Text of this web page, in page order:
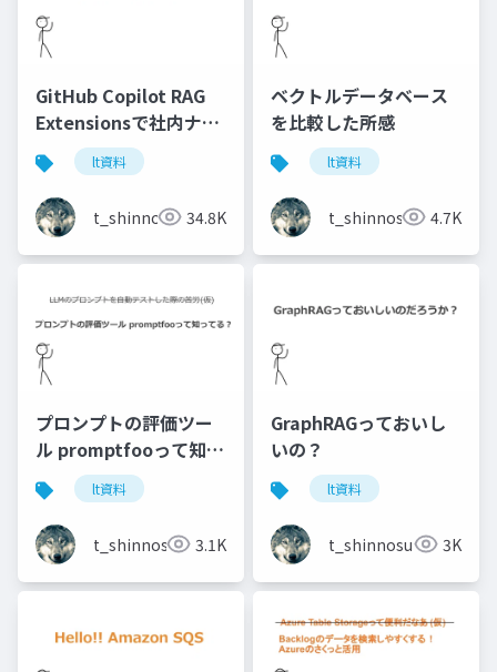
GitHub Copilot RAG
Extensionsで社内ナレ
ッジをいい感じで活用
したい
lt資料
t_shinnosuke34.8K
ベクトルデータベース
を比較した所感
lt資料
t_shinnosuke 4.7K
プロンプトの評価ツー
ル promptfooって知っ
てる？lt資料
t_shinnosuke 3.1K
GraphRAGっておいし
いの？
lt資料
t_shinnosuke 3K